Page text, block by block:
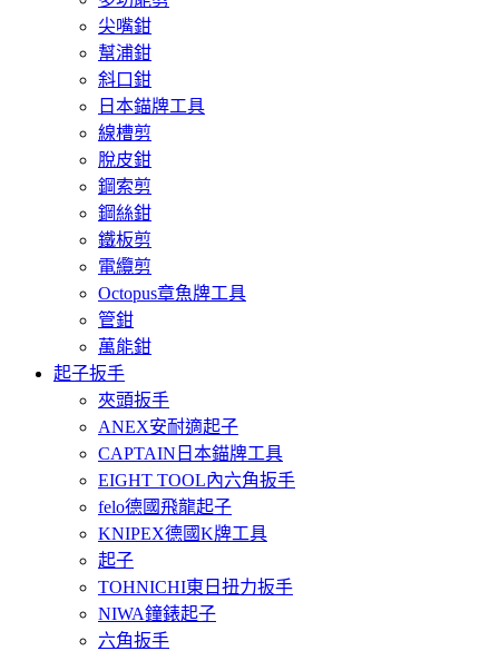
尖嘴鉗
幫浦鉗
斜口鉗
日本錨牌工具
線槽剪
脫皮鉗
鋼索剪
鋼絲鉗
鐵板剪
電纜剪
Octopus章魚牌工具
管鉗
萬能鉗
起子扳手
夾頭扳手
ANEX安耐適起子
CAPTAIN日本錨牌工具
EIGHT TOOL內六角扳手
felo德國飛龍起子
KNIPEX德國K牌工具
起子
TOHNICHI東日扭力扳手
NIWA鐘錶起子
六角扳手